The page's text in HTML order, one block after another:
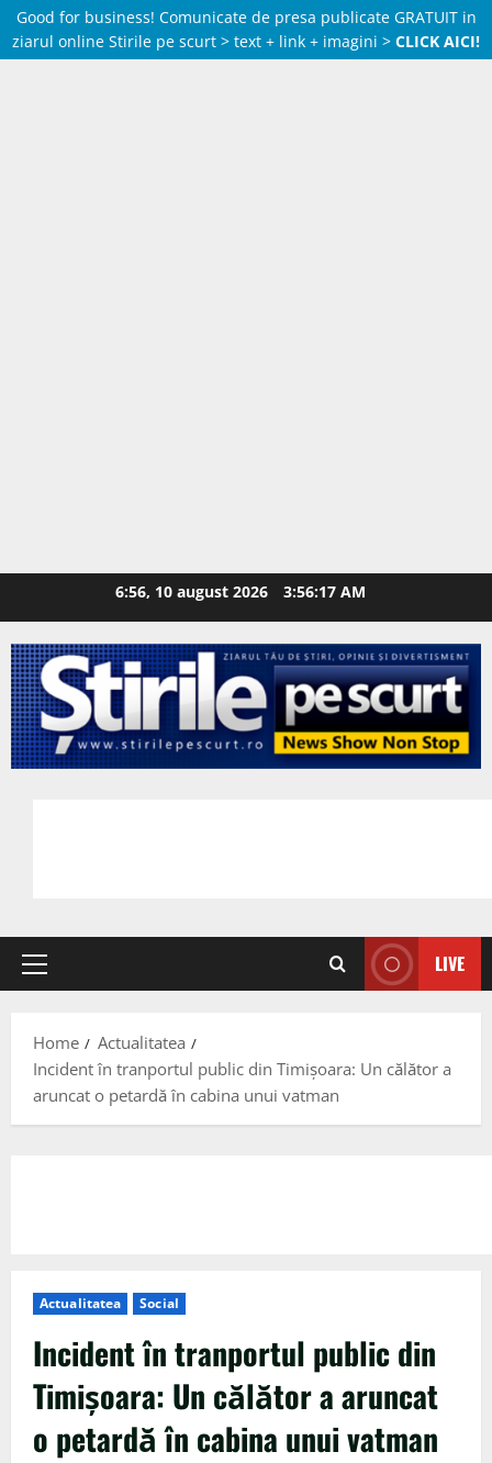
Good for business! Comunicate de presa publicate GRATUIT in
ziarul online Stirile pe scurt > text + link + imagini > CLICK AICI!
6:56, 10 august 2026 3:56:18 AM
Primary
LIVE
Home
Actualitatea
Incident în tranportul public din Timişoara: Un călător a
aruncat o petardă în cabina unui vatman
Actualitatea Social
Incident în tranportul public din
Timişoara: Un călător a aruncat
o petardă în cabina unui vatman